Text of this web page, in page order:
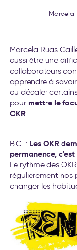
Marcela
Marcela Ruas
aussi être une
collaborateurs
apprendre à
ou décaler
pour mettre le
OKR.
B.C. : Les OKR
permanence,
Le rythme des
régulièrement nos
changer les